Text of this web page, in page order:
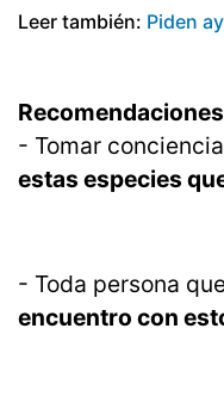
Leer también: Piden
- Tomar
estas especies
- Toda persona
encuentro con